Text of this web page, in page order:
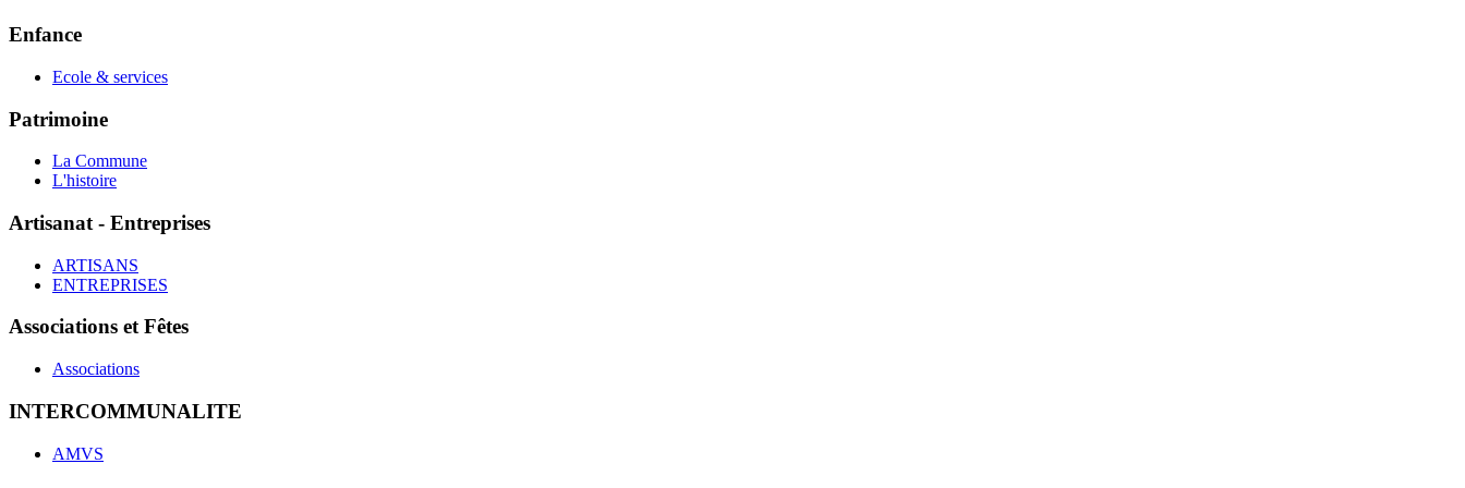
Enfance
Ecole & services
Patrimoine
La Commune
L'histoire
Artisanat - Entreprises
ARTISANS
ENTREPRISES
Associations et Fêtes
Associations
INTERCOMMUNALITE
AMVS